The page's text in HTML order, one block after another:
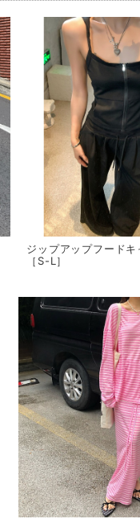
ジップアップフード
［S-L］